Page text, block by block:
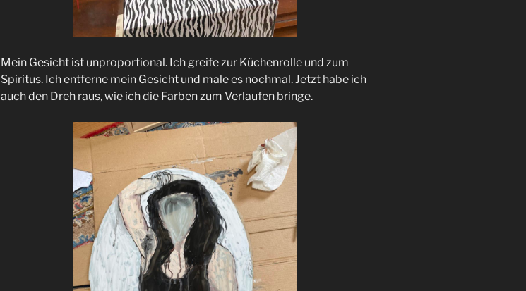
Mein Gesicht ist unproportional. Ich greife zur Küchenrolle und zum
Spiritus. Ich entferne mein Gesicht und male es nochmal. Jetzt habe ich
auch den Dreh raus, wie ich die Farben zum Verlaufen bringe.